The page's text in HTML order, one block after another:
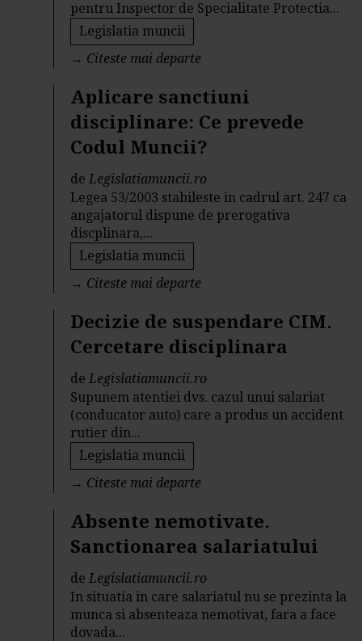
pentru Inspector de Specialitate Protectia...
Legislatia muncii
→ Citeste mai departe
Aplicare sanctiuni
disciplinare: Ce prevede
Codul Muncii?
deLegislatiamuncii.ro
Legea 53/2003 stabileste in cadrul art. 247 ca
angajatorul dispune de prerogativa
discplinara,...
Legislatia muncii
→ Citeste mai departe
Decizie de suspendare CIM.
Cercetare disciplinara
deLegislatiamuncii.ro
Supunem atentiei dvs. cazul unui salariat
(conducator auto) care a produs un accident
rutier din...
Legislatia muncii
→ Citeste mai departe
Absente nemotivate.
Sanctionarea salariatului
deLegislatiamuncii.ro
In situatia in care salariatul nu se prezinta la
munca si absenteaza nemotivat, fara a face
dovada...